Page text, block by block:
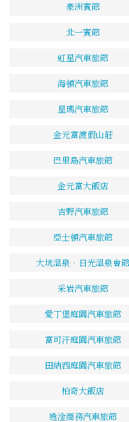
豪洲賓館
北一賓館
虹星汽車旅館
海頓汽車旅館
星瑪汽車旅館
金元富渡假山莊
巴里島汽車旅館
金元富大飯店
吉野汽車旅館
亞士頓汽車旅館
大坑溫泉．日光溫泉會館
采岩汽車旅館
愛丁堡庭園汽車旅館
富可汗庭園汽車旅館
田納西庭園汽車旅館
柏奇大飯店
逸淦商務汽車旅館